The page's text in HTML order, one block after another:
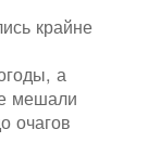
крайне
а
мешали
очагов